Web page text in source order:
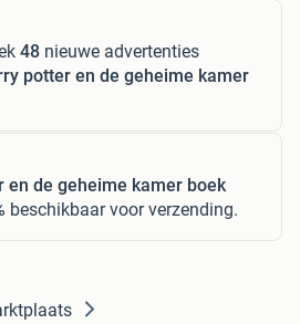
48 nieuwe advertenties
potter en de geheime kamer
en de geheime kamer boek
beschikbaar voor verzending.